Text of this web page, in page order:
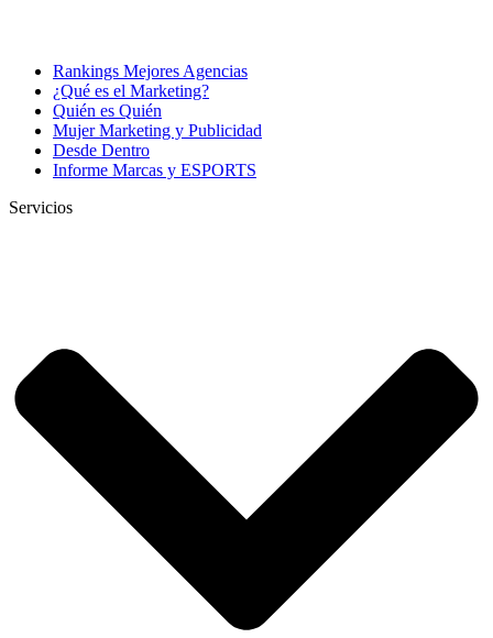
Rankings Mejores Agencias
¿Qué es el Marketing?
Quién es Quién
Mujer Marketing y Publicidad
Desde Dentro
Informe Marcas y ESPORTS
Servicios